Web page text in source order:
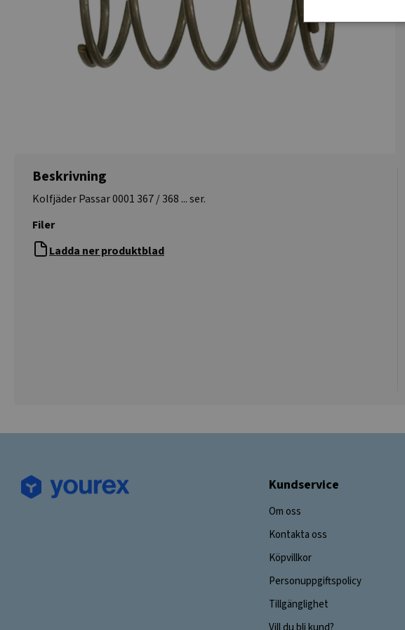
Beskrivning
Kolfjäder Passar 0001 367 / 368 ... ser.
Filer
Ladda ner produktblad
Kundservice
Om oss
Kontakta oss
Köpvillkor
Personuppgiftspolicy
Tillgänglighet